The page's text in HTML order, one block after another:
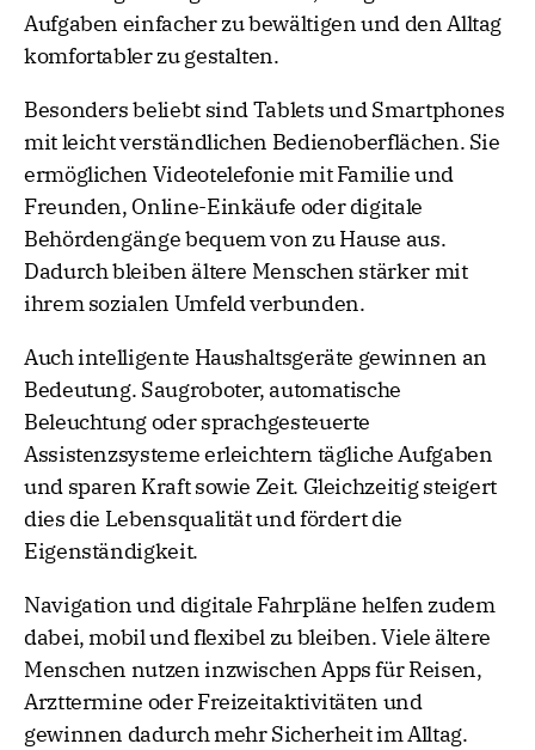
Aufgaben einfacher zu bewältigen und den Alltag
komfortabler zu gestalten.
Besonders beliebt sind Tablets und Smartphones
mit leicht verständlichen Bedienoberflächen. Sie
ermöglichen Videotelefonie mit Familie und
Freunden, Online-Einkäufe oder digitale
Behördengänge bequem von zu Hause aus.
Dadurch bleiben ältere Menschen stärker mit
ihrem sozialen Umfeld verbunden.
Auch intelligente Haushaltsgeräte gewinnen an
Bedeutung. Saugroboter, automatische
Beleuchtung oder sprachgesteuerte
Assistenzsysteme erleichtern tägliche Aufgaben
und sparen Kraft sowie Zeit. Gleichzeitig steigert
dies die Lebensqualität und fördert die
Eigenständigkeit.
Navigation und digitale Fahrpläne helfen zudem
dabei, mobil und flexibel zu bleiben. Viele ältere
Menschen nutzen inzwischen Apps für Reisen,
Arzttermine oder Freizeitaktivitäten und
gewinnen dadurch mehr Sicherheit im Alltag.